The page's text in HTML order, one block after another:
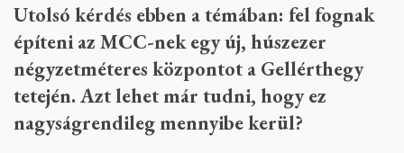
Utolsó kérdés ebben a témában: fel fognak
építeni az MCC-nek egy új, húszezer
négyzetméteres központot a Gellérthegy
tetején. Azt lehet már tudni, hogy ez
nagyságrendileg mennyibe kerül?